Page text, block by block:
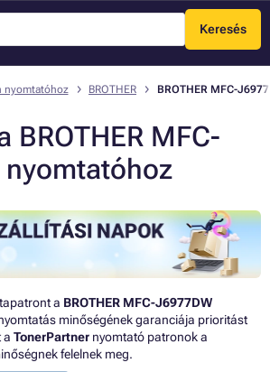
Keresés
Menü
nyomtatóhoz BROTHER BROTHER MFC-
BROTHER MFC-
a BROTHER MFC-J6977DW
minőségének garanciája prioritást
a TonerPartner nyomtató patronok a
felelnek meg.